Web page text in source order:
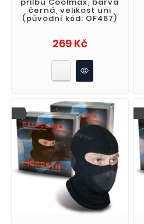
černá, velikost uni
(původní kód: OF467)
269 KčCena